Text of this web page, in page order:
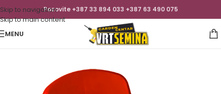
Skip to navigation
Skip to main content
Pozovite +387 33 894 033 +387 63 490 075
MENU